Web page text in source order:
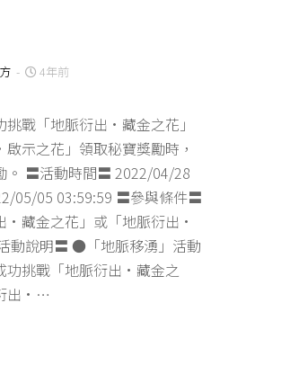
- 4年前
挑戰「地脈衍出·藏金之花」
示之花」領取秘寶獎勵時，
。 〓活動時間〓 2022/04/28
05/05 03:59:59 〓參與條件〓
·藏金之花」或「地脈衍出·
動說明〓 ●「地脈移湧」活動
功挑戰「地脈衍出·藏金之
出·…